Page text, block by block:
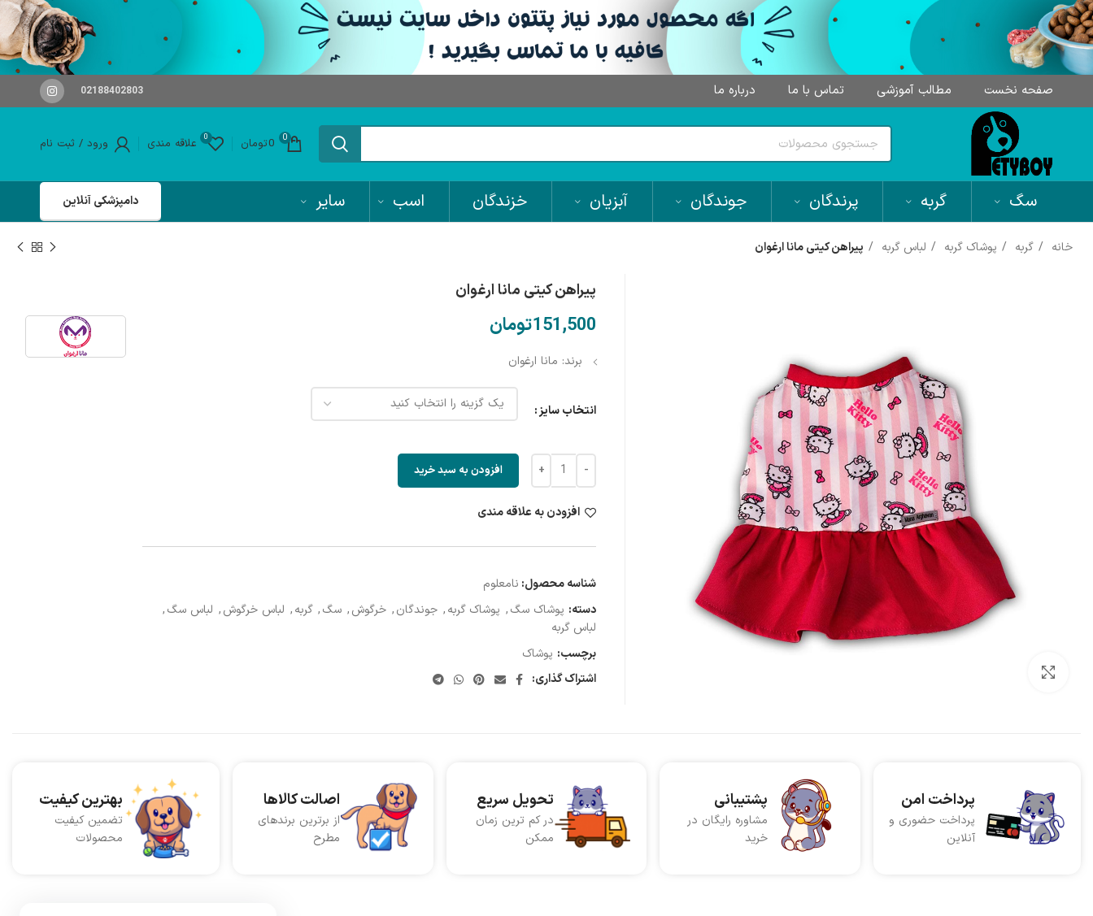
صفحه نخست مطالب آموزشی تماس با ما درباره ما 02188402803
0
0تومان 0 علاقه مندی ورود / ثبت نام
سگ گربه پرندگان جوندگان آبزیان خزندگان اسب سایر دامپزشکی آنلاین
خانه گربه پوشاک گربه لباس گربه پیراهن کیتی مانا ارغوان
پیراهن کیتی مانا ارغوان
تومان
برند: مانا ارغوان
انتخاب سایز
افزودن به سبد خرید
افزودن به علاقه مندی
شناسه محصول: نامعلوم
دسته: پوشاک سگ, پوشاک گربه, جوندگان, خرگوش, سگ, گربه, لباس خرگوش, لباس سگ,
لباس گربه
برچسب: پوشاک
اشتراک گذاری:
پرداخت امن
پرداخت حضوری و
آنلاین
پشتیبانی
مشاوره رایگان در
خرید
تحویل سریع
در کم ترین زمان
ممکن
اصالت کالاها
از برترین برندهای
مطرح
بهترین کیفیت
تضمین کیفیت
محصولات